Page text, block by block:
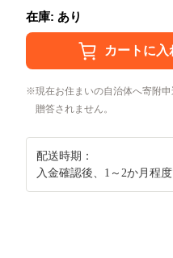
在庫: あり
現在お住まいの自治体へ寄附
贈答されません。
配送時期：
入金確認後、1～2か月程